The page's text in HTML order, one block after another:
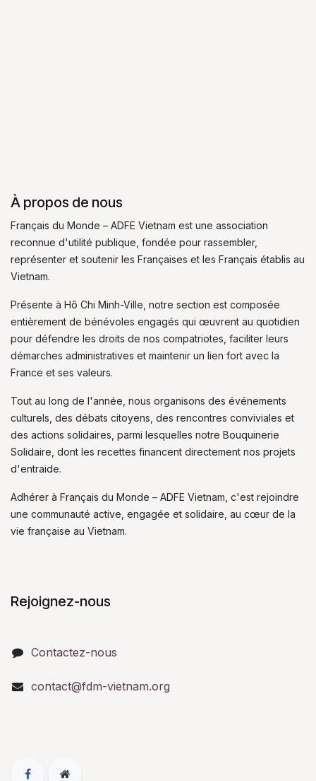
À propos de nous
Français du Monde – ADFE Vietnam est une association
reconnue d'utilité publique, fondée pour rassembler,
représenter et soutenir les Françaises et les Français établis au
Vietnam.
Présente à Hô Chi Minh-Ville, notre section est composée
entièrement de bénévoles engagés qui œuvrent au quotidien
pour défendre les droits de nos compatriotes, faciliter leurs
démarches administratives et maintenir un lien fort avec la
France et ses valeurs.
Tout au long de l'année, nous organisons des événements
culturels, des débats citoyens, des rencontres conviviales et
des actions solidaires, parmi lesquelles notre Bouquinerie
Solidaire, dont les recettes financent directement nos projets
d'entraide.
Adhérer à Français du Monde – ADFE Vietnam, c'est rejoindre
une communauté active, engagée et solidaire, au cœur de la
vie française au Vietnam.
Rejoignez-nous
Contactez-nous
contact@fdm-vietnam.org